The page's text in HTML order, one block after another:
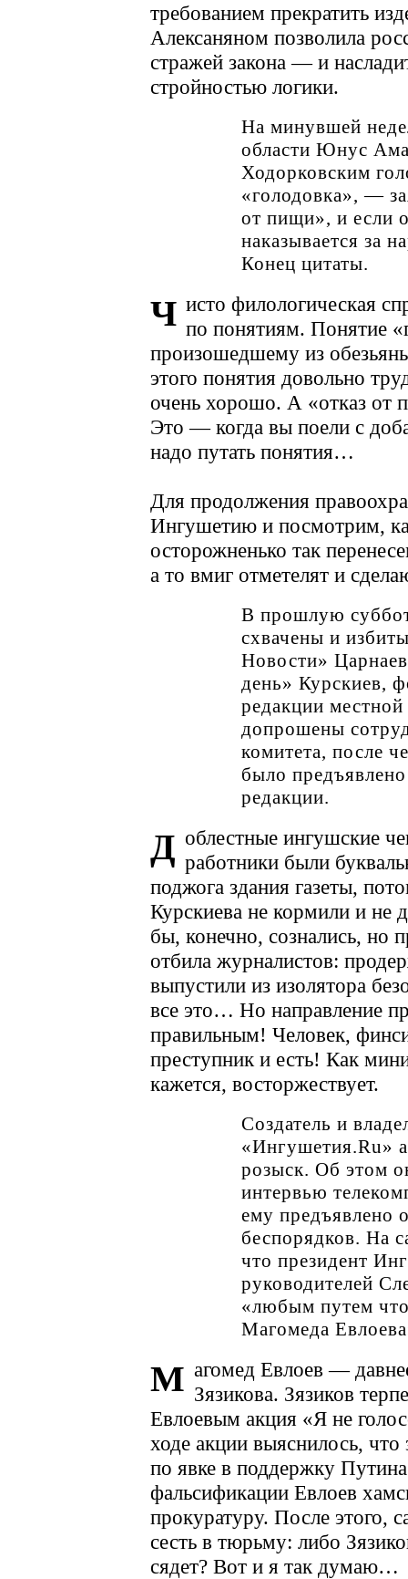
требованием прекратить
Алексаняном позволила
стражей закона — и
стройностью логики.
На минувшей
области Юнус
Ходорковским
«голодовка», —
от пищи», и если
наказывается за
Конец цитаты.
Ч исто филологическая
по понятиям. Понятие
произошедшему из
этого понятия довольно
очень хорошо. А «отказ от
Это — когда вы поели с
надо путать понятия…
Для продолжения
Ингушетию и посмотрим,
осторожненько так
а то вмиг отметелят и
В прошлую
схвачены и
Новости»
день» Курскиев,
редакции
допрошены
комитета, после
было
редакции.
Д облестные ингушские
работники были
поджога здания газеты,
Курскиева не кормили и не
бы, конечно, сознались, но
отбила журналистов:
выпустили из изолятора
все это… Но направление
правильным! Человек,
преступник и есть! Как
кажется, восторжествует.
Создатель и
«Ингушетия.Ru»
розыск. Об этом
интервью
ему предъявлено
беспорядков. На
что президент
руководителей
«любым путем
Магомеда
М агомед Евлоев —
Зязикова. Зязиков
Евлоевым акция «Я не
ходе акции выяснилось, что
по явке в поддержку
фальсификации Евлоев
прокуратуру. После этого,
сесть в тюрьму: либо
сядет? Вот и я так думаю…